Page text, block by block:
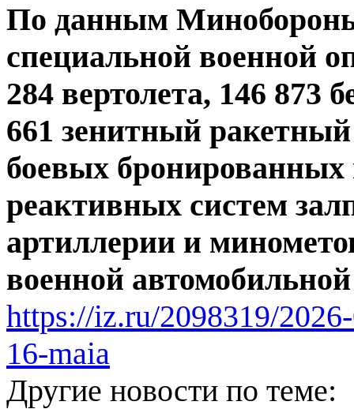
По данным
специальной военной
284 вертолета, 146 873
661 зенитный
боевых
реактивных систем
артиллерии и
военной
https://iz.ru/2098319/
16-maia
Другие новости по теме: